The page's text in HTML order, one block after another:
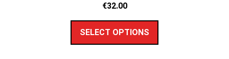
€32.00
SELECT OPTIONS